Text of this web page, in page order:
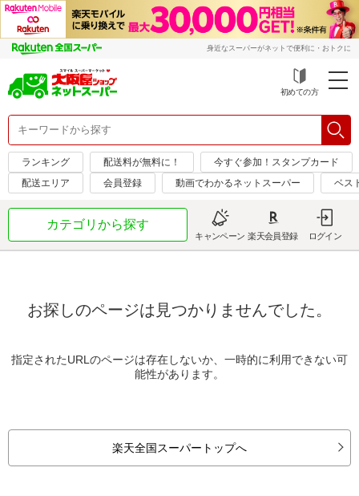
身近なスーパーがネットで便利に・おトクに
初めての方
ランキング 配送料が無料に！
今すぐ参加！スタンプカード
配送エリア
会員登録 動画でわかるネットスーパー ベス
カテゴリから探す
キャンペーン 楽天会員登録 ログイン
お探しのページは見つかりませんでした。
指定されたURLのページは存在しないか、一時的に利用できない可
能性があります。
楽天全国スーパートップへ